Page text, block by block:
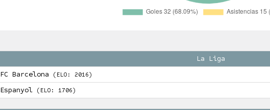
La Liga
FC Barcelona (ELO: 2016)
Espanyol (ELO: 1706)